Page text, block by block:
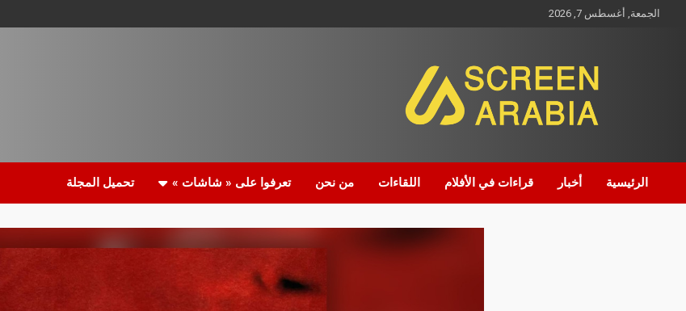
الجمعة, أغسطس 7, 2026
Screen Arabia
الرئيسية أخبار قراءات في الأفلام اللقاءات من نحن تعرفوا على « شاشات » تحميل المجلة